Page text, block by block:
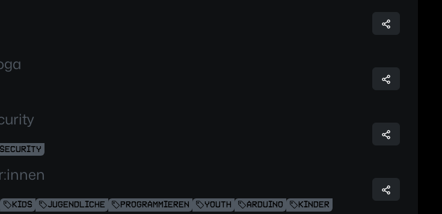
SECURITY
KIDS JUGENDLICHE PROGRAMMIEREN YOUTH ARDUINO KINDER